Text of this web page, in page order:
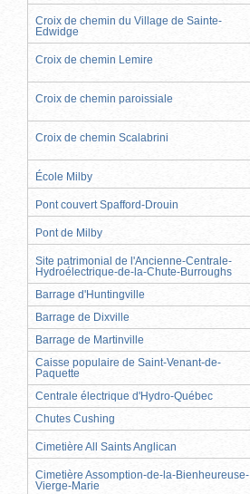
Croix de chemin du Village de Sainte-
Edwidge
Croix de chemin Lemire
Croix de chemin paroissiale
Croix de chemin Scalabrini
École Milby
Pont couvert Spafford-Drouin
Pont de Milby
Site patrimonial de l'Ancienne-Centrale-
Hydroélectrique-de-la-Chute-Burroughs
Barrage d'Huntingville
Barrage de Dixville
Barrage de Martinville
Caisse populaire de Saint-Venant-de-
Paquette
Centrale électrique d'Hydro-Québec
Chutes Cushing
Cimetière All Saints Anglican
Cimetière Assomption-de-la-Bienheureuse-
Vierge-Marie